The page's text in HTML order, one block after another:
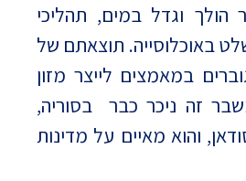
הולך וגדל במים, תהליכי
באוכלוסייה. תוצאתם של
במאמצים לייצר מזון
זה ניכר כבר בסוריה,
והוא מאיים על מדינות